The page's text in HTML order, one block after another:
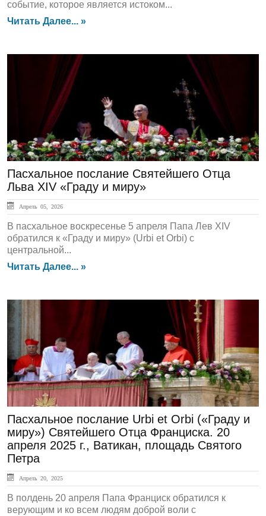
событие, которое является истоком...
Читать Далее... »
Актуально
Пасхальное послание Святейшего Отца
Льва XIV «Граду и миру»
Апрель 05, 2026
В пасхальное воскресенье 5 апреля Папа Лев XIV
обратился к «Граду и миру» (Urbi et Orbi) с
центральной...
Читать Далее... »
ЛЕНТА НОВОСТЕЙ
Пасхальное послание Urbi et Orbi («Граду и
миру») Святейшего Отца Франциска. 20
апреля 2025 г., Ватикан, площадь Святого
Петра
Апрель 20, 2025
В полдень 20 апреля Папа Франциск обратился к
верующим и ко всем людям доброй воли с